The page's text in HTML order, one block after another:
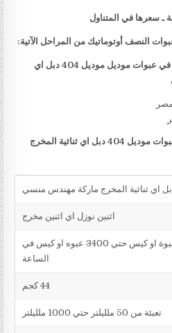
ـ سعرها في المتناول
النصف أوتوماتيك من المراحل الآتية:
المرحلة الأولى: ماكينة تعبئة الزيت في عبوات موديل موديل 404 دبل اي
مواصفات ماكينة تعبئة الزيت في عبوات موديل 404 دبل اي ثنائية المخرج
اثنين نوزل اي اثنين مخرج
من 1600 عبوة او كيس حتي 3400 عبوه او كيس في
الساعة
44 كجم
تعبئة من 50 ملليلتر حتي 1000 ملليلتر